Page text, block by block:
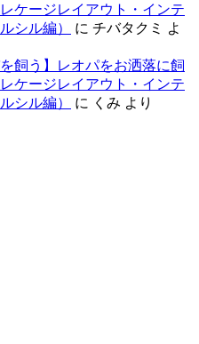
ケージレイアウト・インテ
シル編）
に チバタクミ
よ
飼う】レオパをお洒落に飼
ケージレイアウト・インテ
シル編）
に くみ より